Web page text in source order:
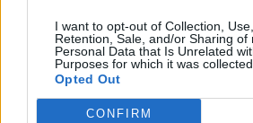
I want to opt-out of Collection, Use,
Retention, Sale, and/or Sharing of
Personal Data that Is Unrelated
Purposes for which it was collected.
Opted Out
CONFIRM